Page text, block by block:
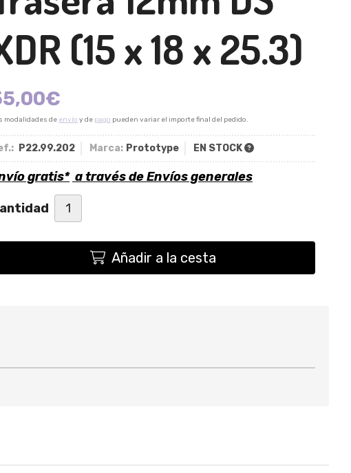
(15 x 18 x 25.3)
€
modalidades de envío y de pago pueden variar el importe final del pedido.
P22.99.202 Marca: Prototype EN STOCK
gratis* a través deEnvíos generales
Añadir a la cesta